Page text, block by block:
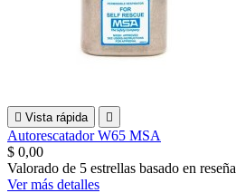
 Vista rápida 
Autorescatador W65 MSA
$ 0,00
Valorado de 5 estrellas basado en
Ver más detalles